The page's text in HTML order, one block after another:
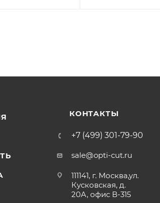
КОНТАКТЫ
+7 (499) 301-79-90
sale@opti-cut.ru
111141, г. Москва,ул.
Кусковская, д.
20А, офис В-315